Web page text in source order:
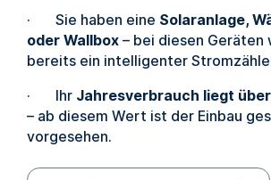
· Sie haben eine Solaranlage,
oder Wallbox– bei diesen Geräten
bereits ein intelligenter
· Ihr Jahresverbrauch liegt
– ab diesem Wert ist der Einbau
vorgesehen.